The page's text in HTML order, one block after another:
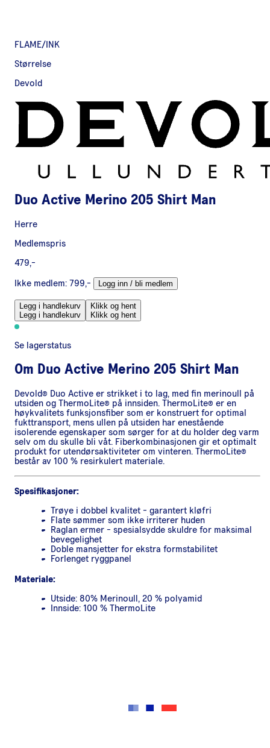
FLAME/INK
Størrelse
Devold
Duo Active Merino 205 Shirt Man
Herre
Medlemspris
479,-
Ikke medlem: 799,- Logg inn / bli medlem
Legg i handlekurv
Legg i handlekurv
Klikk og hent
Klikk og hent
Se lagerstatus
Om Duo Active Merino 205 Shirt Man
Devold® Duo Active er strikket i to lag, med fin merinoull på
utsiden og ThermoLite® på innsiden. ThermoLite® er en
høykvalitets funksjonsfiber som er konstruert for optimal
fukttransport, mens ullen på utsiden har enestående
isolerende egenskaper som sørger for at du holder deg varm
selv om du skulle bli våt. Fiberkombinasjonen gir et optimalt
produkt for utendørsaktiviteter om vinteren. ThermoLite®
består av 100 % resirkulert materiale.
Spesifikasjoner:
Trøye i dobbel kvalitet - garantert kløfri
Flate sømmer som ikke irriterer huden
Raglan ermer - spesialsydde skuldre for maksimal
bevegelighet
Doble mansjetter for ekstra formstabilitet
Forlenget ryggpanel
Materiale:
Utside: 80% Merinoull, 20 % polyamid
Innside: 100 % ThermoLite